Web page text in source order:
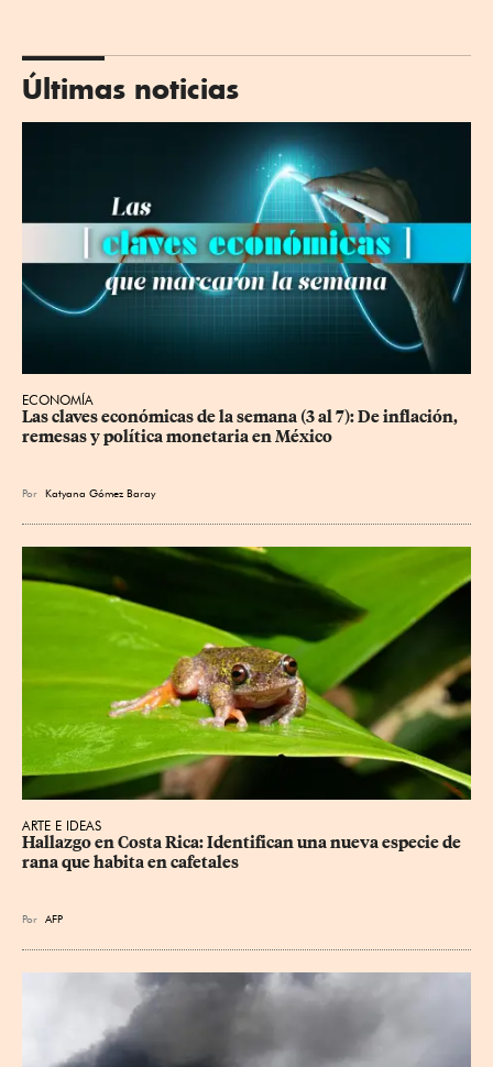
Últimas noticias
ECONOMÍA
Las claves económicas de la semana (3 al 7): De inflación,
remesas y política monetaria en México
Por Katyana Gómez Baray
ARTE E IDEAS
Hallazgo en Costa Rica: Identifican una nueva especie de
rana que habita en cafetales
Por AFP